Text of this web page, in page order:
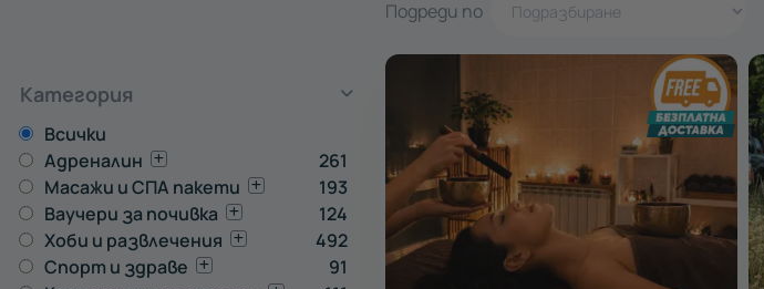
Подреди по
Категория
Всички
Адреналин
261
Масажи и СПА пакети
193
Ваучери за почивка
124
Хоби и развлечения
492
Спорт и здраве
91